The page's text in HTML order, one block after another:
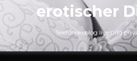
erotischer
Telefonsexblog live und